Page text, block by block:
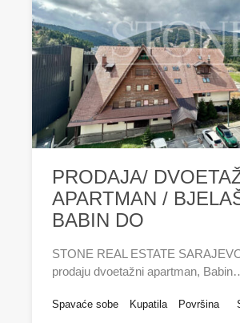
PRODAJA/
APARTMAN /
BABIN DO
STONE REAL ESTATE
prodaju dvoetažni apartman,
Spavaće sobe Kupatila Površina